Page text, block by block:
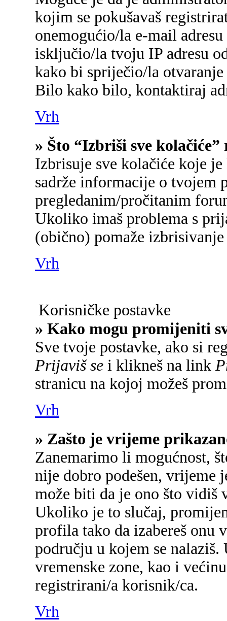
kojim se pokušavaš
onemogućio/la e-mail
isključio/la tvoju IP adresu
kako bi spriječio/la
Bilo kako bilo, kontaktiraj
Vrh
» Što “Izbriši sve kolačiće”
Izbrisuje sve kolačiće koje
sadrže informacije o tvojem
pregledanim/pročitanim
Ukoliko imaš problema s
(obično) pomaže
Vrh
Korisničke postavke
» Kako mogu promijeniti
Sve tvoje postavke, ako si
Prijaviš se i klikneš na link
stranicu na kojoj možeš
Vrh
» Zašto je vrijeme
Zanemarimo li mogućnost,
nije dobro podešen, vrijeme
može biti da je ono što vidiš
Ukoliko je to slučaj,
profila tako da izabereš onu
području u kojem se
vremenske zone, kao i
registrirani/a korisnik/ca.
Vrh